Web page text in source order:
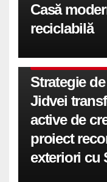
Casă
reciclabilă
Strategie
Jidvei
active de
proiect
exteriori cu